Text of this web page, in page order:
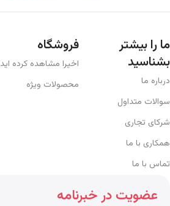
ما را بیشتر
بشناسید
درباره ما
سوالات متداول
شرکای تجاری
همکاری با ما
تماس با ما
فروشگاه
اخیرا مشاهده کرده اید
محصولات ویژه
عضویت در خبرنامه